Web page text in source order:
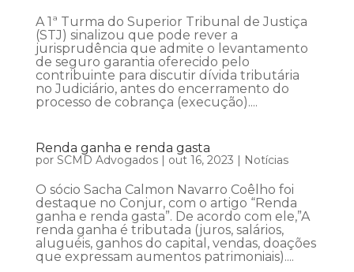
A 1ª Turma do Superior Tribunal de Justiça
(STJ) sinalizou que pode rever a
jurisprudência que admite o levantamento
de seguro garantia oferecido pelo
contribuinte para discutir dívida tributária
no Judiciário, antes do encerramento do
processo de cobrança (execução)....
Renda ganha e renda gasta
por SCMD Advogados| out 16, 2023 | Notícias
O sócio Sacha Calmon Navarro Coêlho foi
destaque no Conjur, com o artigo “Renda
ganha e renda gasta”. De acordo com ele,”A
renda ganha é tributada (juros, salários,
aluguéis, ganhos do capital, vendas, doações
que expressam aumentos patrimoniais)....